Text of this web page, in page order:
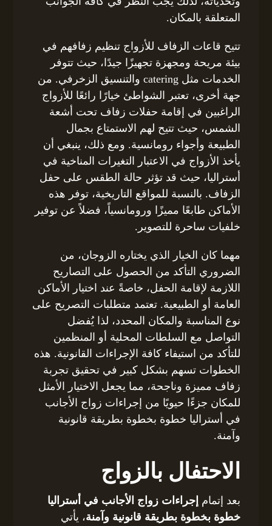
المتعلقة بالمكان.
تتيح قاعات الزفاف للأزواج تنظيم زفافهم في
بيئة مريحة ومجهزة تجهيزًا جيدًا، حيث تتوفر
الخدمات مثل catering والتنسيق الزخرفي. من
جهة أخرى، تعتبر الشواطئ خيارًا رائعًا للأزواج
الراغبين في إقامة حفلات زفاف تحت أشعة
الشمس، حيث تتيح لهم الاستمتاع بجمال
الطبيعة وأجواء رومانسية. ومع ذلك، ينبغي أن
يأخذ الأزواج في الاعتبار التغيرات المناخية في
أستراليا، حيث قد تؤثر حالة الطقس على حفل
الزفاف. بالنسبة للمواقع التاريخية، توفر هذه
الأماكن طابعًا مميزًا ورومانسياً، فضلاً عن توفير
خلفيات ساحرة للتصوير.
مهما كان الخيار الذي يختاره الزوجان، من
الضروري التأكد من الحصول على التصاريح
اللازمة لإقامة الحفل، خاصةً عند اختيار الأماكن
العامة أو الطبيعية. تعتمد متطلبات التصريح على
نوع المناسبة والمكان المحدد، لذا يُفضل
التواصل مع السلطات المحلية أو المنظمين
للتأكد من استيفاء كافة الإجراءات القانونية. هذه
الخطوات تسهم بشكل كبير في تحقيق تجربة
زفاف مميزة وناجحة، مما يجعل الاختيار الأمثل
للمكان جزءًا حيويًا من إجراءات زواج الأجانب
في أستراليا خطوة بخطوة بطريقة قانونية
وآمنة.
الاحتفال بالزواج
بعد إتمام إجراءات زواج الأجانب في أستراليا
خطوة بخطوة بطريقة قانونية وآمنة، يأتي